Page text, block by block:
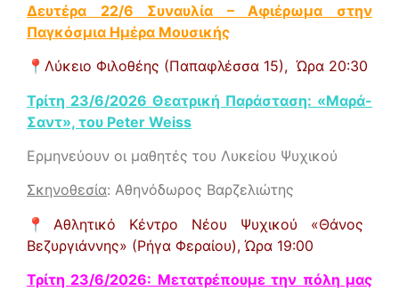
Δευτέρα 22/6 Συναυλία – Αφιέρωμα στην
Παγκόσμια Ημέρα Μουσικής
📍 Λύκειο Φιλοθέης (Παπαφλέσσα 15),Ώρα 20:30
Τρίτη 23/6/2026 Θεατρική Παράσταση: «Μαρά-
Σαντ», του Peter Weiss
Ερμηνεύουν οι μαθητές του Λυκείου Ψυχικού
Σκηνοθεσία: Αθηνόδωρος Βαρζελιώτης
📍 Αθλητικό Κέντρο Νέου Ψυχικού «Θάνος
Βεζυργιάννης» (Ρήγα Φεραίου),Ώρα 19:00
Τρίτη 23/6/2026: Μετατρέπουμε την πόλη μας